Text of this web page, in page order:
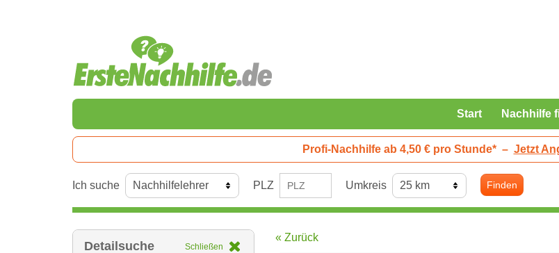
Start Nachhilfe
Profi-Nachhilfe ab 4,50 € pro Stunde* – Jetzt
Ich suche PLZ Umkreis Finden
Detailsuche Schließen
« Zurück